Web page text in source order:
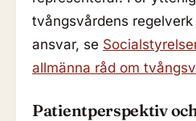
tvångsvårdens
ansvar, se
allmänna råd om
Patientperspektiv